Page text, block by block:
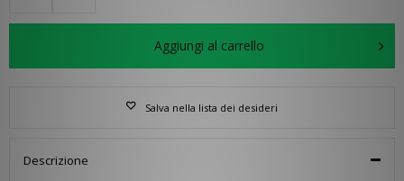
Aggiungi al carrello
Salva nella lista dei desideri
Descrizione